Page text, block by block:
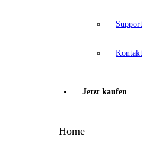
Support
Kontakt
Jetzt kaufen
Home